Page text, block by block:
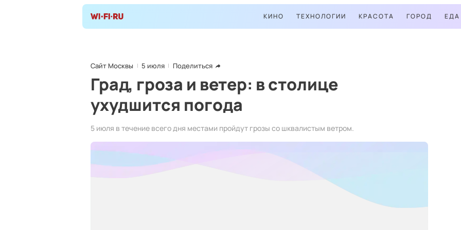
КИНО ТЕХНОЛОГИИ КРАСОТА ГОРОД ЕДА
Сайт Москвы 5 июля Поделиться
Град, гроза и ветер: в столице
ухудшится погода
5 июля в течение всего дня местами пройдут грозы со шквалистым ветром.